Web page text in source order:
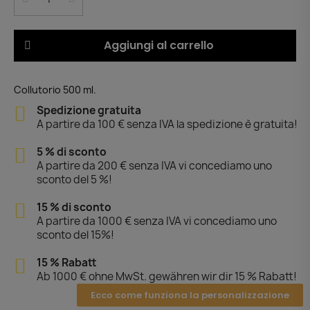
Aggiungi al carrello
Collutorio 500 ml.
Spedizione gratuita
A partire da 100 € senza IVA la spedizione è gratuita!
5 % di sconto
A partire da 200 € senza IVA vi concediamo uno
sconto del 5 %!
15 % di sconto
A partire da 1000 € senza IVA vi concediamo uno
sconto del 15%!
15 % Rabatt
Ab 1000 € ohne MwSt. gewähren wir dir 15 % Rabatt!
Ecco come funziona la personalizzazione